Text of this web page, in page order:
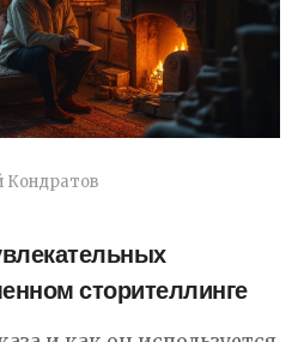
Кондратов
сторителлинге